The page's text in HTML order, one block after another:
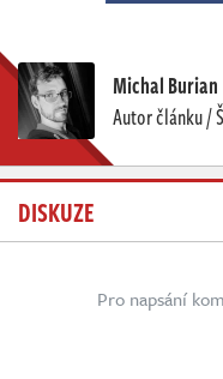
Michal Burian
Autor článku /
DISKUZE
Pro napsání